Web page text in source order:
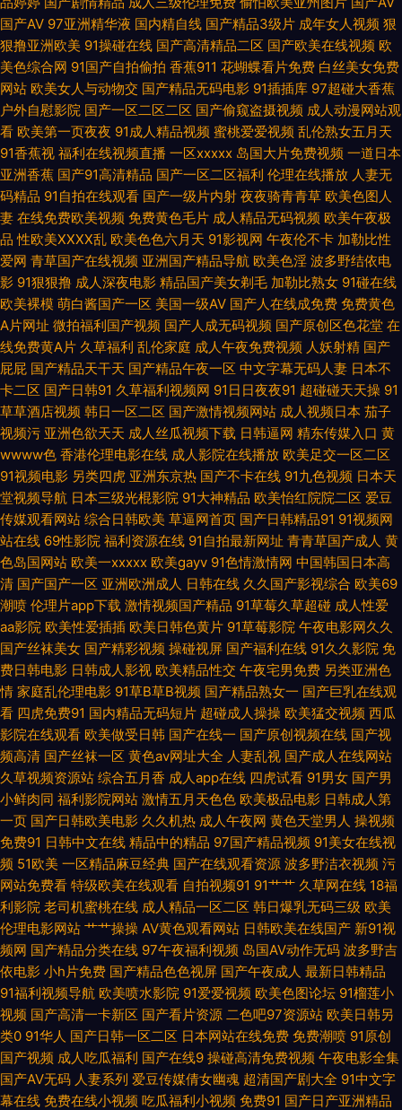
线91网站 久久嫩草免费看 欧美色成人 日韩高清亚洲天堂 午夜H片 伊人成人
在线网 免费人人操 日韩伦理视频 五月大香蕉伊 影音先锋亚洲自拍 AV蓝福利
导航 超碰香蕉99 丁香五月综合在线 国产深夜福利 精品久久综合日 久久伊人
亚洲 人人妻人人肏 午夜秀场 69福利社 豆花视频91在 精品国产九九九 欧美
美逼 青青草国产欧美 深夜影院老司机 午夜福利入口 91大香蕉探花 97超惹人
人 草莓视频w 福利网站导航 黄色A级片五月天 六月天午夜情视频 欧美专区
一区 三级三级久久香港 午夜激情福利AV 最新资源AV 俺去也av 福利社免费
体验黄 韩国美女做爱 另类爱爱 欧美女同网站 日本AV在线直播 五月天婷婷色
情图 伊人成人大香蕉 91啦在线 AV无码福利导航 浮力麻豆影院 国内自拍97
超碰 久久综合青青草 欧美日韩中色色 日本www免费 少妇后入中出 午夜小
电影 91密臀 爱福利秒拍广场 国产成人性爱午夜 黄色A片网 老司机123AV 青
青草网 日日夜夜网 亚洲操片免费看 91经典三级 97亚洲资源总站 东京色视频
韩国青草无码观看 久久嫩草精品久久 欧美性爱网址 色婷婷成人网址 亚洲变
态制服另类 91次元黄色pc 97干在线观看 成人在线69 国内精品夜夜操 另类
婷婷 青青操久操视频 天堂Av电影官网 伊人打炮网 91人妻国产 Av欧美日韩
成人不卡 国产久草小视频 久久8热 欧美性交网 日韩三区 午夜性爱片 3级片
视频 AA级黄色网 久久夜av 久久只这里有精品 青娱乐老司机分类 午夜影院
岛国 91人妻激情视频 超碰色婷婷 91小视频黄 亚洲日韩aa无码 成人免费福利
黄色图片 内射网站国产二区 日韩伦理在线 午夜小电影 91免费视频国产 变态
另类第8页 国产精品乱轮 九一视频在线 欧美性交网站 色五月激情综合网 亚
洲色情操逼网 91人妻超碰 WWW91传媒 国产乱轮久久 久久嫩草精品 欧美综
合在线a 国产物业视频 久久五月大香蕉 日韩三级在线观看 91福利在线导航
操婷婷网站 激情综合涩涩网 人人操人人超碰 午夜局厂91爱爱 91官网 草逼视
频免费看 后入丰满少妇 男女靠逼国产 日韩精品巨乳无码 亚洲成网站 91视色
国产AV 97亚洲精华液 国内精自线 国产精品3级片 成年女人视频 狠
狠撸亚洲欧美 91操碰在线 国产高清精品二区 国产欧美在线视频 欧
美色综合网 91国产自拍偷拍 香蕉911 花蝴蝶看片免费 白丝美女免费
网站 欧美女人与动物交 国产精品无码电影 91插插库 97超碰大香蕉
户外自慰影院 国产一区二区二区 国产偷窥盗摄视频 成人动漫网站观
看 欧美第一页夜夜 91成人精品视频 蜜桃爱爱视频 乱伦熟女五月天
91香蕉视 福利在线视频直播 一区xxxxx 岛国大片免费视频 一道日本
亚洲香蕉 国产91高清精品 国产一区二区福利 伦理在线播放 人妻无
码精品 91自拍在线观看 国产一级片内射 夜夜骑青青草 欧美色图人
妻 在线免费欧美视频 免费黄色毛片 成人精品无码视频 欧美午夜极
品 性欧美ⅩⅩⅩⅩ乱 欧美色色六月天 91影视网 午夜伦不卡 加勒比性
爱网 青草国产在线视频 亚洲国产精品导航 欧美色淫 波多野结依电
影 91狠狠撸 成人深夜电影 精品国产美女剃毛 加勒比熟女 91碰在线
欧美裸模 萌白酱国产一区 美国一级AV 国产人在线成免费 免费黄色
A片网址 微拍福利国产视频 国产人成无码视频 国产原创区色花堂 在
线免费黄A片 久草福利 乱伦家庭 成人午夜免费视频 人妖射精 国产
屁屁 国产精品天干天 国产精品午夜一区 中文字幕无码人妻 日本不
卡二区 国产日韩91 久草福利视频网 91日日夜夜91 超碰碰天天操 91
草草酒店视频 韩日一区二区 国产激情视频网站 成人视频日本 茄子
视频污 亚洲色欲天天 成人丝瓜视频下载 日韩逼网 精东传媒入口 黄
wwww色 香港伦理电影在线 成人影院在线播放 欧美足交一区二区
91视频电影 另类四虎 亚洲东京热 国产不卡在线 91九色视频 日本天
堂视频导航 日本三级光棍影院 91大神精品 欧美怡红院院二区 爱豆
传媒观看网站 综合日韩欧美 草逼网首页 国产日韩精品91 91视频网
站在线 69性影院 福利资源在线 91自拍最新网址 青青草国产成人 黄
色岛国网站 欧美一xxxxx 欧美gayv 91色情激情网 中国韩国日本高
清 国产国产一区 亚洲欧洲成人 日韩在线 久久国产影视综合 欧美69
潮喷 伦理片app下载 激情视频国产精品 91草莓久草超碰 成人性爱
aa影院 欧美性爱插插 欧美日韩色黄片 91草莓影院 午夜电影网久久
国产丝袜美女 国产精彩视频 操碰视屏 国产福利在线 91久久影院 免
费日韩电影 日韩成人影视 欧美精品性交 午夜宅男免费 另类亚洲色
情 家庭乱伦理电影 91草B草B视频 国产精品熟女一 国产巨乳在线观
看 四虎免费91 国内精品无码短片 超碰成人操操 欧美猛交视频 西瓜
影院在线观看 欧美做受日韩 国产在线一 国产原创视频在线 国产视
频高清 国产丝袜一区 黄色av网址大全 人妻乱视 国产成人在线网站
久草视频资源站 综合五月香 成人app在线 四虎试看 91男女 国产男
小鲜肉同 福利影院网站 激情五月天色色 欧美极品电影 日韩成人第
一页 国产日韩欧美电影 久久机热 成人午夜网 黄色天堂男人 操视频
免费91 日韩中文在线 精品中的精品 97国产精品视频 91美女在线视
频 51欧美 一区精品麻豆经典 国产在线观看资源 波多野洁衣视频 污
网站免费看 特级欧美在线观看 自拍视频91 91艹艹 久草网在线 18福
利影院 老司机蜜桃在线 成人精品一区二区 韩日爆乳无码三级 欧美
伦理电影网站 艹艹操操 AV黄色观看网站 日韩欧美在线国产 新91视
频网 国产精品分类在线 97午夜福利视频 岛国AV动作无码 波多野吉
依电影 小h片免费 国产精品色色视屏 国产午夜成人 最新日韩精品
91福利视频导航 欧美喷水影院 91爱爱视频 欧美色图论坛 91榴莲小
视频 国产高清一卡新区 国产看片资源 二色吧97资源站 欧美日韩另
类0 91华人 国产日韩一区二区 日本网站在线免费 免费潮喷 91原创
国产视频 成人吃瓜福利 国产在线9 操碰高清免费视频 午夜电影全集
国产AV无码 人妻系列 爱豆传媒倩女幽魂 超清国产剧大全 91中文字
幕在线 免费在线小视频 吃瓜福利小视频 免费91 国产日产亚洲精品